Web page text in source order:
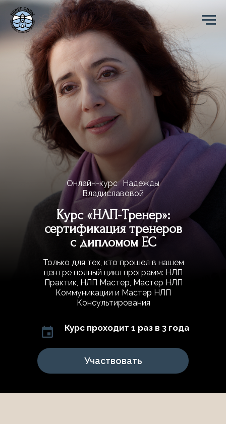
Онлайн-курс Надежды
Владиславовой
Курс «НЛП-Тренер»:
сертификация тренеров
с дипломом ЕС
Только для тех, кто прошел в нашем
центре полный цикл программ: НЛП
Практик, НЛП Мастер, Мастер НЛП
Коммуникации и Мастер НЛП
Консультирования
Курс проходит 1 раз в 3 года
Участвовать